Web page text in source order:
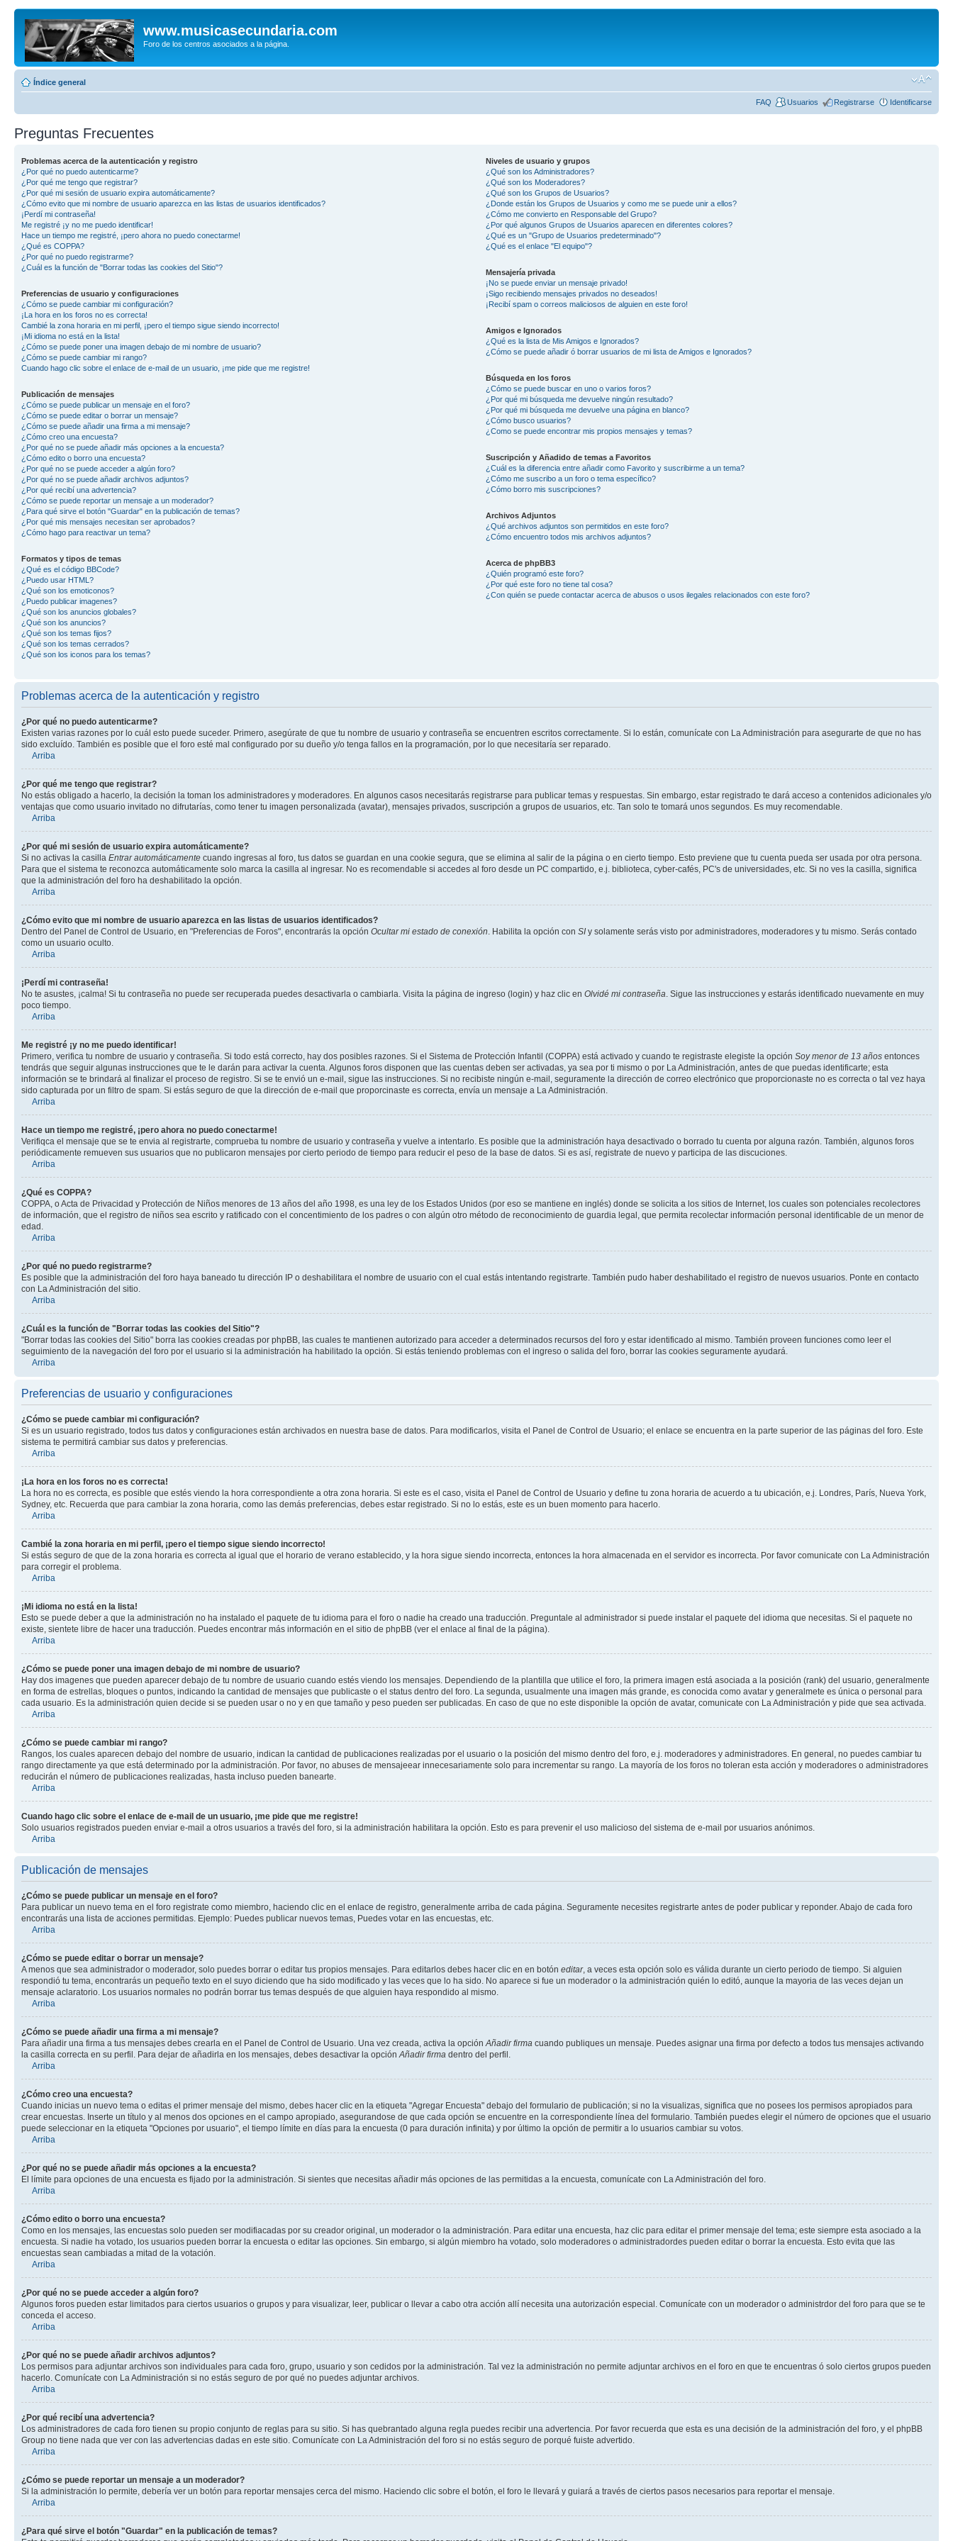
www.musicasecundaria.com
Foro de los centros asociados a la página.
Índice general
FAQ Usuarios Registrarse Identificarse
Preguntas Frecuentes
Problemas acerca de la autenticación y registro
¿Por qué no puedo autenticarme?
¿Por qué me tengo que registrar?
¿Por qué mi sesión de usuario expira automáticamente?
¿Cómo evito que mi nombre de usuario aparezca en las listas de usuarios identificados?
¡Perdí mi contraseña!
Me registré ¡y no me puedo identificar!
Hace un tiempo me registré, ¡pero ahora no puedo conectarme!
¿Qué es COPPA?
¿Por qué no puedo registrarme?
¿Cuál es la función de "Borrar todas las cookies del Sitio"?
Preferencias de usuario y configuraciones
¿Cómo se puede cambiar mi configuración?
¡La hora en los foros no es correcta!
Cambié la zona horaria en mi perfil, ¡pero el tiempo sigue siendo incorrecto!
¡Mi idioma no está en la lista!
¿Cómo se puede poner una imagen debajo de mi nombre de usuario?
¿Cómo se puede cambiar mi rango?
Cuando hago clic sobre el enlace de e-mail de un usuario, ¡me pide que me registre!
Publicación de mensajes
¿Cómo se puede publicar un mensaje en el foro?
¿Cómo se puede editar o borrar un mensaje?
¿Cómo se puede añadir una firma a mi mensaje?
¿Cómo creo una encuesta?
¿Por qué no se puede añadir más opciones a la encuesta?
¿Cómo edito o borro una encuesta?
¿Por qué no se puede acceder a algún foro?
¿Por qué no se puede añadir archivos adjuntos?
¿Por qué recibí una advertencia?
¿Cómo se puede reportar un mensaje a un moderador?
¿Para qué sirve el botón "Guardar" en la publicación de temas?
¿Por qué mis mensajes necesitan ser aprobados?
¿Cómo hago para reactivar un tema?
Formatos y tipos de temas
¿Qué es el código BBCode?
¿Puedo usar HTML?
¿Qué son los emoticonos?
¿Puedo publicar imagenes?
¿Qué son los anuncios globales?
¿Qué son los anuncios?
¿Qué son los temas fijos?
¿Qué son los temas cerrados?
¿Qué son los iconos para los temas?
Niveles de usuario y grupos
¿Qué son los Administradores?
¿Qué son los Moderadores?
¿Qué son los Grupos de Usuarios?
¿Donde están los Grupos de Usuarios y como me se puede unir a ellos?
¿Cómo me convierto en Responsable del Grupo?
¿Por qué algunos Grupos de Usuarios aparecen en diferentes colores?
¿Qué es un "Grupo de Usuarios predeterminado"?
¿Qué es el enlace "El equipo"?
Mensajería privada
¡No se puede enviar un mensaje privado!
¡Sigo recibiendo mensajes privados no deseados!
¡Recibí spam o correos maliciosos de alguien en este foro!
Amigos e Ignorados
¿Qué es la lista de Mis Amigos e Ignorados?
¿Cómo se puede añadir ó borrar usuarios de mi lista de Amigos e Ignorados?
Búsqueda en los foros
¿Cómo se puede buscar en uno o varios foros?
¿Por qué mi búsqueda me devuelve ningún resultado?
¿Por qué mi búsqueda me devuelve una página en blanco?
¿Cómo busco usuarios?
¿Como se puede encontrar mis propios mensajes y temas?
Suscripción y Añadido de temas a Favoritos
¿Cuál es la diferencia entre añadir como Favorito y suscribirme a un tema?
¿Cómo me suscribo a un foro o tema específico?
¿Cómo borro mis suscripciones?
Archivos Adjuntos
¿Qué archivos adjuntos son permitidos en este foro?
¿Cómo encuentro todos mis archivos adjuntos?
Acerca de phpBB3
¿Quién programó este foro?
¿Por qué este foro no tiene tal cosa?
¿Con quién se puede contactar acerca de abusos o usos ilegales relacionados con este foro?
Problemas acerca de la autenticación y registro
¿Por qué no puedo autenticarme?
Existen varias razones por lo cuál esto puede suceder. Primero, asegúrate de que tu nombre de usuario y contraseña se encuentren escritos correctamente. Si lo están, comunícate con La Administración para asegurarte de que no has
sido excluído. También es posible que el foro esté mal configurado por su dueño y/o tenga fallos en la programación, por lo que necesitaría ser reparado.
Arriba
¿Por qué me tengo que registrar?
No estás obligado a hacerlo, la decisión la toman los administradores y moderadores. En algunos casos necesitarás registrarse para publicar temas y respuestas. Sin embargo, estar registrado te dará acceso a contenidos adicionales y/o
ventajas que como usuario invitado no difrutarías, como tener tu imagen personalizada (avatar), mensajes privados, suscripción a grupos de usuarios, etc. Tan solo te tomará unos segundos. Es muy recomendable.
Arriba
¿Por qué mi sesión de usuario expira automáticamente?
Si no activas la casilla Entrar automáticamente cuando ingresas al foro, tus datos se guardan en una cookie segura, que se elimina al salir de la página o en cierto tiempo. Esto previene que tu cuenta pueda ser usada por otra persona.
Para que el sistema te reconozca automáticamente solo marca la casilla al ingresar. No es recomendable si accedes al foro desde un PC compartido, e.j. biblioteca, cyber-cafés, PC's de universidades, etc. Si no ves la casilla, significa
que la administración del foro ha deshabilitado la opción.
Arriba
¿Cómo evito que mi nombre de usuario aparezca en las listas de usuarios identificados?
Dentro del Panel de Control de Usuario, en "Preferencias de Foros", encontrarás la opción Ocultar mi estado de conexión. Habilita la opción con SI y solamente serás visto por administradores, moderadores y tu mismo. Serás contado
como un usuario oculto.
Arriba
¡Perdí mi contraseña!
No te asustes, ¡calma! Si tu contraseña no puede ser recuperada puedes desactivarla o cambiarla. Visita la página de ingreso (login) y haz clic en Olvidé mi contraseña. Sigue las instrucciones y estarás identificado nuevamente en muy
poco tiempo.
Arriba
Me registré ¡y no me puedo identificar!
Primero, verifica tu nombre de usuario y contraseña. Si todo está correcto, hay dos posibles razones. Si el Sistema de Protección Infantil (COPPA) está activado y cuando te registraste elegiste la opción Soy menor de 13 años entonces
tendrás que seguir algunas instrucciones que te le darán para activar la cuenta. Algunos foros disponen que las cuentas deben ser activadas, ya sea por ti mismo o por La Administración, antes de que puedas identificarte; esta
información se te brindará al finalizar el proceso de registro. Si se te envió un e-mail, sigue las instrucciones. Si no recibiste ningún e-mail, seguramente la dirección de correo electrónico que proporcionaste no es correcta o tal vez haya
sido capturada por un filtro de spam. Si estás seguro de que la dirección de e-mail que proporcinaste es correcta, envía un mensaje a La Administración.
Arriba
Hace un tiempo me registré, ¡pero ahora no puedo conectarme!
Verifiqca el mensaje que se te envia al registrarte, comprueba tu nombre de usuario y contraseña y vuelve a intentarlo. Es posible que la administración haya desactivado o borrado tu cuenta por alguna razón. También, algunos foros
periódicamente remueven sus usuarios que no publicaron mensajes por cierto periodo de tiempo para reducir el peso de la base de datos. Si es así, registrate de nuevo y participa de las discuciones.
Arriba
¿Qué es COPPA?
COPPA, o Acta de Privacidad y Protección de Niños menores de 13 años del año 1998, es una ley de los Estados Unidos (por eso se mantiene en inglés) donde se solicita a los sitios de Internet, los cuales son potenciales recolectores
de información, que el registro de niños sea escrito y ratificado con el concentimiento de los padres o con algún otro método de reconocimiento de guardia legal, que permita recolectar información personal identificable de un menor de
edad.
Arriba
¿Por qué no puedo registrarme?
Es posible que la administración del foro haya baneado tu dirección IP o deshabilitara el nombre de usuario con el cual estás intentando registrarte. También pudo haber deshabilitado el registro de nuevos usuarios. Ponte en contacto
con La Administración del sitio.
Arriba
¿Cuál es la función de "Borrar todas las cookies del Sitio"?
"Borrar todas las cookies del Sitio" borra las cookies creadas por phpBB, las cuales te mantienen autorizado para acceder a determinados recursos del foro y estar identificado al mismo. También proveen funciones como leer el
seguimiento de la navegación del foro por el usuario si la administración ha habilitado la opción. Si estás teniendo problemas con el ingreso o salida del foro, borrar las cookies seguramente ayudará.
Arriba
Preferencias de usuario y configuraciones
¿Cómo se puede cambiar mi configuración?
Si es un usuario registrado, todos tus datos y configuraciones están archivados en nuestra base de datos. Para modificarlos, visita el Panel de Control de Usuario; el enlace se encuentra en la parte superior de las páginas del foro. Este
sistema te permitirá cambiar sus datos y preferencias.
Arriba
¡La hora en los foros no es correcta!
La hora no es correcta, es posible que estés viendo la hora correspondiente a otra zona horaria. Si este es el caso, visita el Panel de Control de Usuario y define tu zona horaria de acuerdo a tu ubicación, e.j. Londres, París, Nueva York,
Sydney, etc. Recuerda que para cambiar la zona horaria, como las demás preferencias, debes estar registrado. Si no lo estás, este es un buen momento para hacerlo.
Arriba
Cambié la zona horaria en mi perfil, ¡pero el tiempo sigue siendo incorrecto!
Si estás seguro de que de la zona horaria es correcta al igual que el horario de verano establecido, y la hora sigue siendo incorrecta, entonces la hora almacenada en el servidor es incorrecta. Por favor comunicate con La Administración
para corregir el problema.
Arriba
¡Mi idioma no está en la lista!
Esto se puede deber a que la administración no ha instalado el paquete de tu idioma para el foro o nadie ha creado una traducción. Preguntale al administrador si puede instalar el paquete del idioma que necesitas. Si el paquete no
existe, sientete libre de hacer una traducción. Puedes encontrar más información en el sitio de phpBB (ver el enlace al final de la página).
Arriba
¿Cómo se puede poner una imagen debajo de mi nombre de usuario?
Hay dos imagenes que pueden aparecer debajo de tu nombre de usuario cuando estés viendo los mensajes. Dependiendo de la plantilla que utilice el foro, la primera imagen está asociada a la posición (rank) del usuario, generalmente
en forma de estrellas, bloques o puntos, indicando la cantidad de mensajes que publicaste o el status dentro del foro. La segunda, usualmente una imagen más grande, es conocida como avatar y generalmete es única o personal para
cada usuario. Es la administración quien decide si se pueden usar o no y en que tamaño y peso pueden ser publicadas. En caso de que no este disponible la opción de avatar, comunicate con La Administración y pide que sea activada.
Arriba
¿Cómo se puede cambiar mi rango?
Rangos, los cuales aparecen debajo del nombre de usuario, indican la cantidad de publicaciones realizadas por el usuario o la posición del mismo dentro del foro, e.j. moderadores y administradores. En general, no puedes cambiar tu
rango directamente ya que está determinado por la administración. Por favor, no abuses de mensajeear innecesariamente solo para incrementar su rango. La mayoría de los foros no toleran esta acción y moderadores o administradores
reducirán el número de publicaciones realizadas, hasta incluso pueden banearte.
Arriba
Cuando hago clic sobre el enlace de e-mail de un usuario, ¡me pide que me registre!
Solo usuarios registrados pueden enviar e-mail a otros usuarios a través del foro, si la administración habilitara la opción. Esto es para prevenir el uso malicioso del sistema de e-mail por usuarios anónimos.
Arriba
Publicación de mensajes
¿Cómo se puede publicar un mensaje en el foro?
Para publicar un nuevo tema en el foro registrate como miembro, haciendo clic en el enlace de registro, generalmente arriba de cada página. Seguramente necesites registrarte antes de poder publicar y reponder. Abajo de cada foro
encontrarás una lista de acciones permitidas. Ejemplo: Puedes publicar nuevos temas, Puedes votar en las encuestas, etc.
Arriba
¿Cómo se puede editar o borrar un mensaje?
A menos que sea administrador o moderador, solo puedes borrar o editar tus propios mensajes. Para editarlos debes hacer clic en en botón editar, a veces esta opción solo es válida durante un cierto periodo de tiempo. Si alguien
respondió tu tema, encontrarás un pequeño texto en el suyo diciendo que ha sido modificado y las veces que lo ha sido. No aparece si fue un moderador o la administración quién lo editó, aunque la mayoria de las veces dejan un
mensaje aclaratorio. Los usuarios normales no podrán borrar tus temas después de que alguien haya respondido al mismo.
Arriba
¿Cómo se puede añadir una firma a mi mensaje?
Para añadir una firma a tus mensajes debes crearla en el Panel de Control de Usuario. Una vez creada, activa la opciónAñadir firma cuando publiques un mensaje. Puedes asignar una firma por defecto a todos tus mensajes activando
la casilla correcta en su perfil. Para dejar de añadirla en los mensajes, debes desactivar la opciónAñadir firma dentro del perfil.
Arriba
¿Cómo creo una encuesta?
Cuando inicias un nuevo tema o editas el primer mensaje del mismo, debes hacer clic en la etiqueta "Agregar Encuesta" debajo del formulario de publicación; si no la visualizas, significa que no posees los permisos apropiados para
crear encuestas. Inserte un título y al menos dos opciones en el campo apropiado, asegurandose de que cada opción se encuentre en la correspondiente línea del formulario. También puedes elegir el número de opciones que el usuario
puede seleccionar en la etiqueta "Opciones por usuario", el tiempo límite en días para la encuesta (0 para duración infinita) y por último la opción de permitir a lo usuarios cambiar su votos.
Arriba
¿Por qué no se puede añadir más opciones a la encuesta?
El límite para opciones de una encuesta es fijado por la administración. Si sientes que necesitas añadir más opciones de las permitidas a la encuesta, comunícate con La Administración del foro.
Arriba
¿Cómo edito o borro una encuesta?
Como en los mensajes, las encuestas solo pueden ser modifiacadas por su creador original, un moderador o la administración. Para editar una encuesta, haz clic para editar el primer mensaje del tema; este siempre esta asociado a la
encuesta. Si nadie ha votado, los usuarios pueden borrar la encuesta o editar las opciones. Sin embargo, si algún miembro ha votado, solo moderadores o administradordes pueden editar o borrar la encuesta. Esto evita que las
encuestas sean cambiadas a mitad de la votación.
Arriba
¿Por qué no se puede acceder a algún foro?
Algunos foros pueden estar limitados para ciertos usuarios o grupos y para visualizar, leer, publicar o llevar a cabo otra acción allí necesita una autorización especial. Comunícate con un moderador o administrdor del foro para que se te
conceda el acceso.
Arriba
¿Por qué no se puede añadir archivos adjuntos?
Los permisos para adjuntar archivos son individuales para cada foro, grupo, usuario y son cedidos por la administración. Tal vez la administración no permite adjuntar archivos en el foro en que te encuentras ó solo ciertos grupos pueden
hacerlo. Comunícate con La Administración si no estás seguro de por qué no puedes adjuntar archivos.
Arriba
¿Por qué recibí una advertencia?
Los administradores de cada foro tienen su propio conjunto de reglas para su sitio. Si has quebrantado alguna regla puedes recibir una advertencia. Por favor recuerda que esta es una decisión de la administración del foro, y el phpBB
Group no tiene nada que ver con las advertencias dadas en este sitio. Comunícate con La Administración del foro si no estás seguro de porqué fuiste advertido.
Arriba
¿Cómo se puede reportar un mensaje a un moderador?
Si la administración lo permite, debería ver un botón para reportar mensajes cerca del mismo. Haciendo clic sobre el botón, el foro le llevará y guiará a través de ciertos pasos necesarios para reportar el mensaje.
Arriba
¿Para qué sirve el botón "Guardar" en la publicación de temas?